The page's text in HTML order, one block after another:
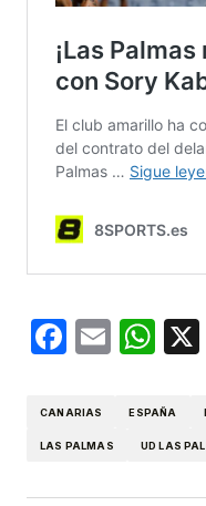
Email
CANARIAS ESPAÑA
LAS PALMAS UD LAS